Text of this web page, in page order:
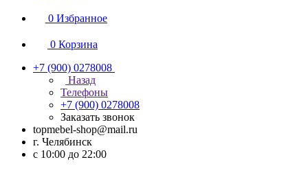
0 Избранное
0 Корзина
+7 (900) 0278008
Назад
Телефоны
+7 (900) 0278008
Заказать звонок
topmebel-shop@mail.ru
г. Челябинск
с 10:00 до 22:00